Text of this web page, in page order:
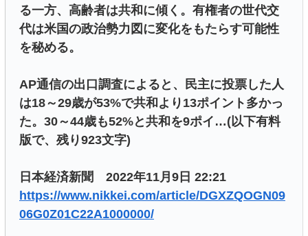
る一方、高齢者は共和に傾く。有権者の世代交
代は米国の政治勢力図に変化をもたらす可能性
を秘める。
AP通信の出口調査によると、民主に投票した人
は18～29歳が53%で共和より13ポイント多かっ
た。30～44歳も52%と共和を9ポイ…(以下有料
版で、残り923文字)
日本経済新聞 2022年11月9日 22:21
https://www.nikkei.com/article/DGXZQOGN09
06G0Z01C22A1000000/